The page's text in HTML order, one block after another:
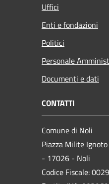
Uffici
Enti e fondazioni
Politici
Personale
Documenti e dati
CONTATTI
Comune di Noli
Piazza Milite
- 17026 - Noli
Codice Fiscale: